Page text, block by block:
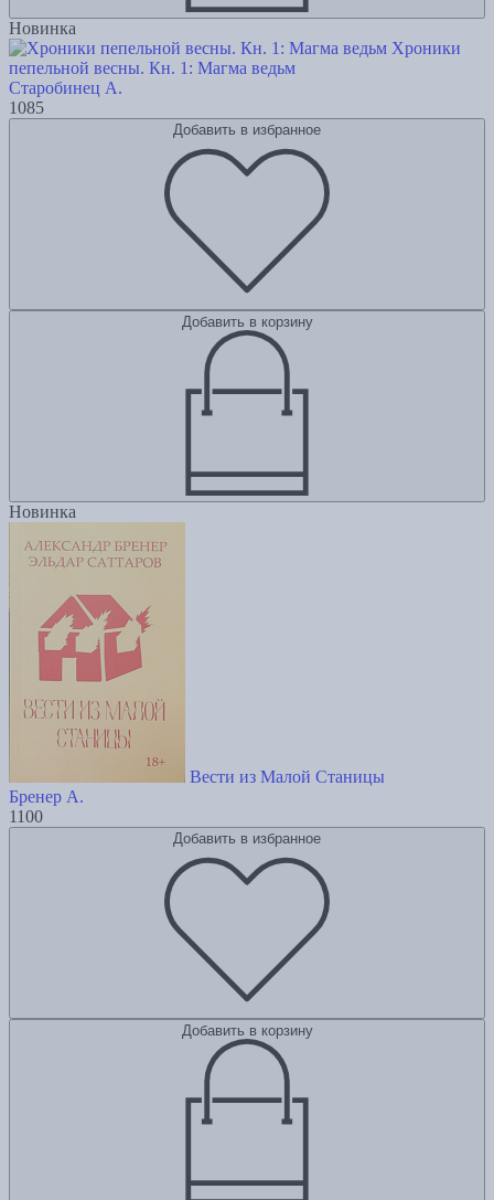
Новинка
Хроники
пепельной весны. Кн. 1: Магма ведьм
Старобинец А.
1085
Добавить в избранное
Добавить в корзину
Новинка
Вести из Малой Станицы
Бренер А.
1100
Добавить в избранное
Добавить в корзину